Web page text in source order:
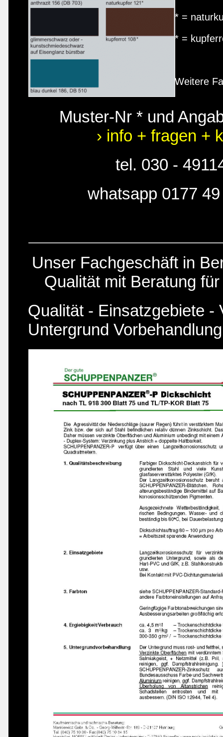
* =
* =
Weitere
Muster-Nr * und
› info + fragen +
tel. 030 -
whatsapp 0177
Unser Fachgeschäft in
Qualität mit Beratung
Qualität - Einsatzgebiete -
Untergrund